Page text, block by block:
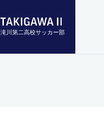
滝川第二高校サッカー部